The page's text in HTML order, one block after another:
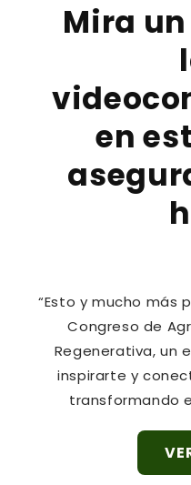
Mira
en
“Esto y mucho más
Congreso de
Regenerativa, un
inspirarte y
transformando